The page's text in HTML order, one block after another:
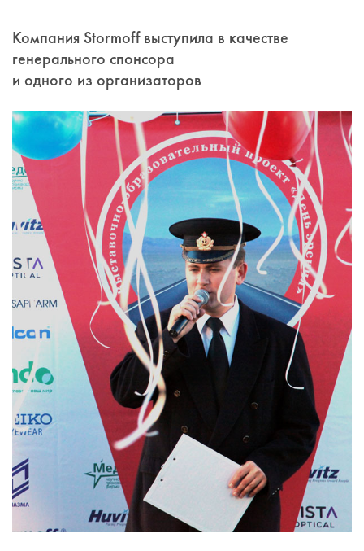
Компания Stormoff выступила в качестве
генерального спонсора
и одного из организаторов